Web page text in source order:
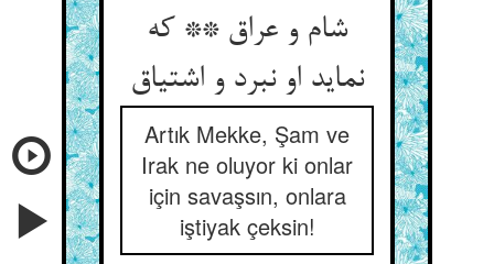
شام و عراق ** که
Artık Mekke, Şam ve
Irak ne oluyor ki onlar
için savaşsın, onlara
iştiyak çeksin!